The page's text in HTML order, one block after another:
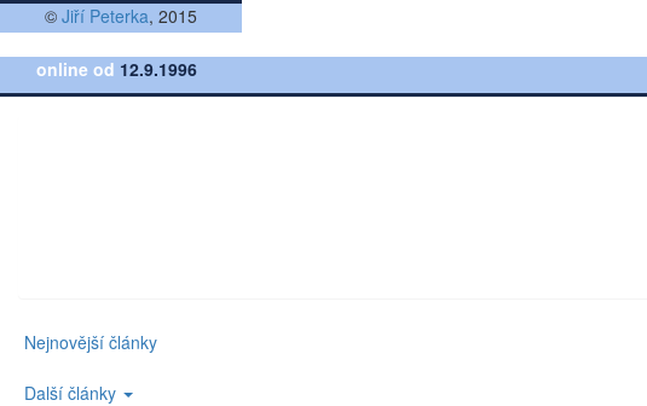
© Jiří Peterka, 2015
online od 12.9.1996
Nejnovější články
Další články